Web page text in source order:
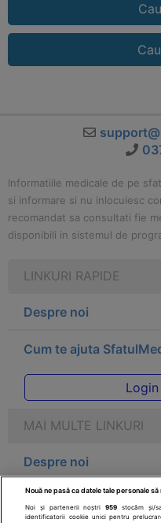
Informatiile medicale de pe
si informare si nu inlocuiesc
recomandat sa consultati fie
disponibili in sistemul de
LINKURI RAPIDE
Despre noi
Cum te ajuta
MAI MULTE LINKURI
Despre noi
Legal
Nouă ne pasă ca datele tale personale
Noi și partenerii noștri959 stocăm și/
identificatorii cookie unici pentru